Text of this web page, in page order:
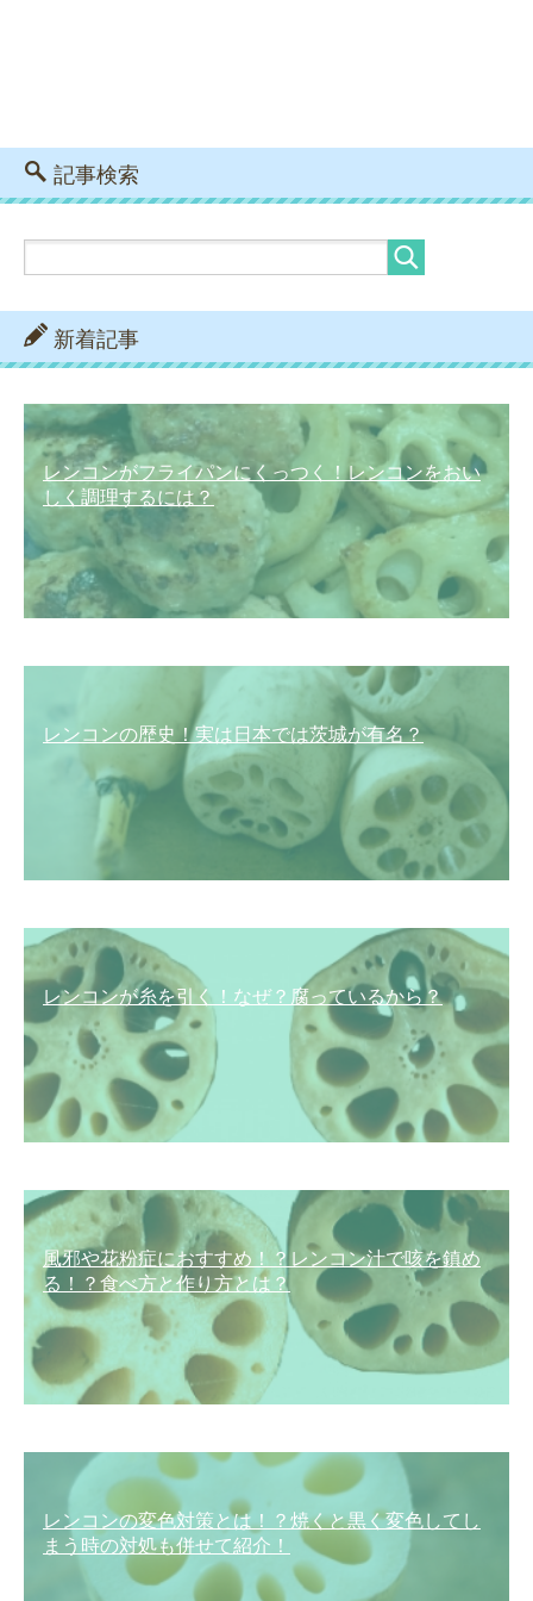
記事検索
新着記事
レンコンがフライパンにくっつく！レンコンをおい
しく調理するには？
レンコンの歴史！実は日本では茨城が有名？
レンコンが糸を引く！なぜ？腐っているから？
風邪や花粉症におすすめ！？レンコン汁で咳を鎮め
る！？食べ方と作り方とは？
レンコンの変色対策とは！？焼くと黒く変色してし
まう時の対処も併せて紹介！